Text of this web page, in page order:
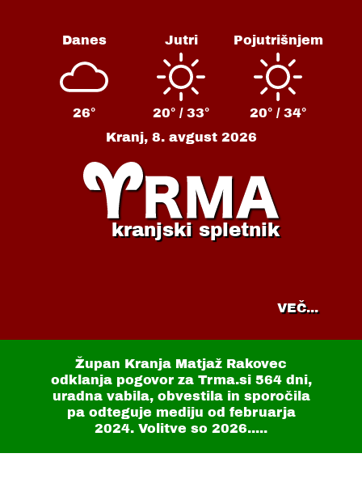
Danes
26°
Jutri
20° / 33°
Pojutrišnjem
20° / 34°
Kranj, 8. avgust 2026
kranjski spletnik
VEČ...
Župan Kranja Matjaž Rakovec
odklanja pogovor za Trma.si 564 dni,
uradna vabila, obvestila in sporočila
pa odteguje mediju od februarja
2024. Volitve so 2026.....